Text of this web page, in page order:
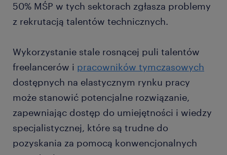
50% MŚP w tych sektorach zgłasza problemy
z rekrutacją talentów technicznych.
Wykorzystanie stale rosnącej puli talentów
freelancerów i pracowników tymczasowych
dostępnych na elastycznym rynku pracy
może stanowić potencjalne rozwiązanie,
zapewniając dostęp do umiejętności i wiedzy
specjalistycznej, które są trudne do
pozyskania za pomocą konwencjonalnych